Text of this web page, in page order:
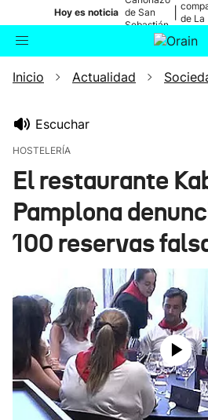
Hoy es noticia de San
Sebastián
de La
Buscador
Inicio Actualidad
Escuchar
HOSTELERÍA
El restaurante
Pamplona
100 reservas